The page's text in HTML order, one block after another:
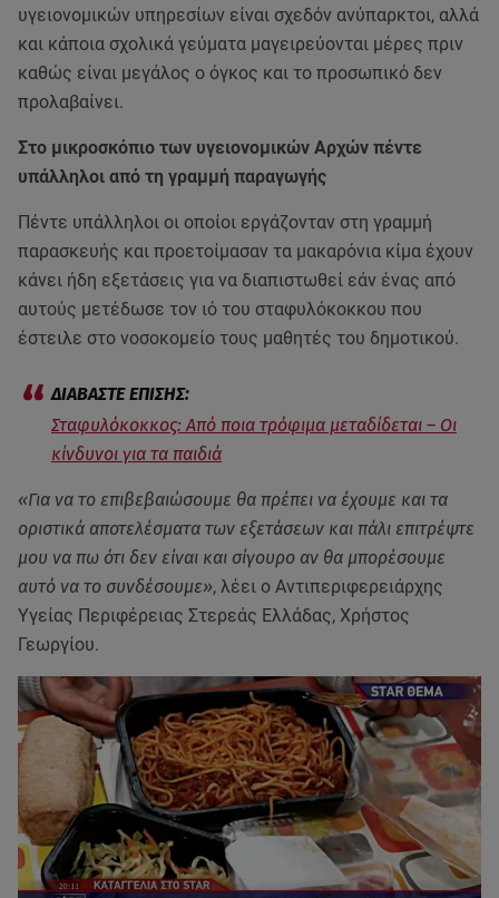
υγειονομικών υπηρεσίων είναι σχεδόν ανύπαρκτοι, αλλά
και κάποια σχολικά γεύματα μαγειρεύονται μέρες πριν
καθώς είναι μεγάλος ο όγκος και το προσωπικό δεν
προλαβαίνει.
Στο μικροσκόπιο των υγειονομικών Αρχών πέντε
υπάλληλοι από τη γραμμή παραγωγής
Πέντε υπάλληλοι οι οποίοι εργάζονταν στη γραμμή
παρασκευής και προετοίμασαν τα μακαρόνια κίμα έχουν
κάνει ήδη εξετάσεις για να διαπιστωθεί εάν ένας από
αυτούς μετέδωσε τον ιό του σταφυλόκοκκου που
έστειλε στο νοσοκομείο τους μαθητές του δημοτικού.
Σταφυλόκοκκος: Από ποια τρόφιμα μεταδίδεται – Οι
κίνδυνοι για τα παιδιά
«Για να το επιβεβαιώσουμε θα πρέπει να έχουμε και τα
οριστικά αποτελέσματα των εξετάσεων και πάλι επιτρέψτε
μου να πω ότι δεν είναι και σίγουρο αν θα μπορέσουμε
αυτό να το συνδέσουμε», λέει ο Αντιπεριφερειάρχης
Υγείας Περιφέρειας Στερεάς Ελλάδας, Χρήστος
Γεωργίου.